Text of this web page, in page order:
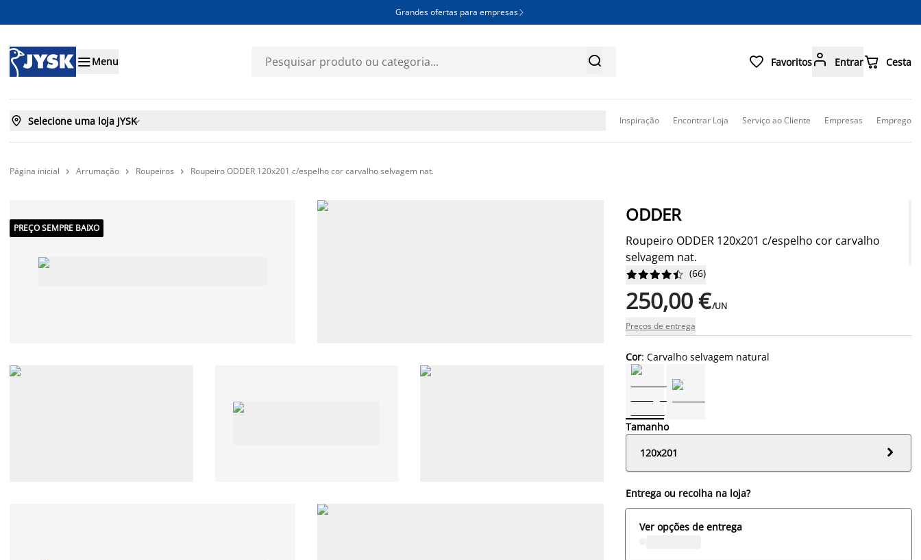
Grandes ofertas para empresas 
Menu   Favoritos Entrar Cesta
 Selecione uma loja JYSK Inspiração Encontrar Loja Serviço ao Cliente Empresas Emprego
Página inicial  Arrumação  Roupeiros  Roupeiro ODDER 120x201 c/espelho cor carvalho selvagem nat.
PREÇO SEMPRE BAIXO
ODDER
Roupeiro ODDER 120x201 c/espelho cor carvalho
selvagem nat.





 (66)
250,00 €/UN
Preços de entrega
Cor: Carvalho selvagem natural
Tamanho
120x201

Entrega ou recolha na loja?
Ver opções de entrega